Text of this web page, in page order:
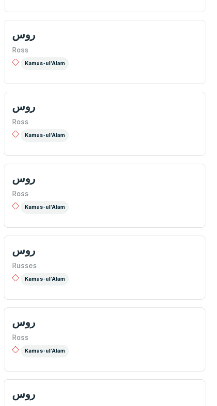
روس
Ross
Kamus-ul'Alam
روس
Ross
Kamus-ul'Alam
روس
Ross
Kamus-ul'Alam
روس
Russes
Kamus-ul'Alam
روس
Ross
Kamus-ul'Alam
روس